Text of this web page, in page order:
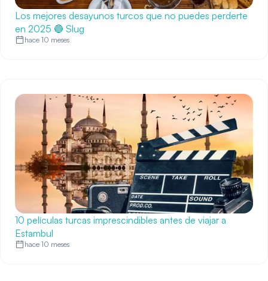
Los mejores desayunos turcos que no puedes perderte
en 2025 🔵 Slug
hace 10 meses
10 películas turcas imprescindibles antes de viajar a
Estambul
hace 10 meses